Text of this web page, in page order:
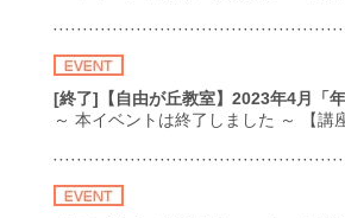
[終了]【自由が丘教室】2023年4月「
～ 本イベントは終了しました ～ 【